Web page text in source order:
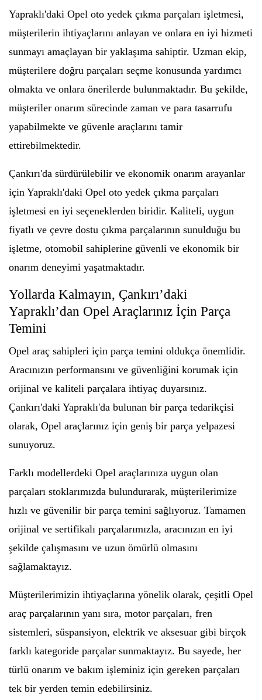
Yapraklı'daki Opel oto yedek çıkma parçaları işletmesi,
müşterilerin ihtiyaçlarını anlayan ve onlara en iyi hizmeti
sunmayı amaçlayan bir yaklaşıma sahiptir. Uzman ekip,
müşterilere doğru parçaları seçme konusunda yardımcı
olmakta ve onlara önerilerde bulunmaktadır. Bu şekilde,
müşteriler onarım sürecinde zaman ve para tasarrufu
yapabilmekte ve güvenle araçlarını tamir
ettirebilmektedir.
Çankırı'da sürdürülebilir ve ekonomik onarım arayanlar
için Yapraklı'daki Opel oto yedek çıkma parçaları
işletmesi en iyi seçeneklerden biridir. Kaliteli, uygun
fiyatlı ve çevre dostu çıkma parçalarının sunulduğu bu
işletme, otomobil sahiplerine güvenli ve ekonomik bir
onarım deneyimi yaşatmaktadır.
Yollarda Kalmayın, Çankırı’daki
Yapraklı’dan Opel Araçlarınız İçin Parça
Temini
Opel araç sahipleri için parça temini oldukça önemlidir.
Aracınızın performansını ve güvenliğini korumak için
orijinal ve kaliteli parçalara ihtiyaç duyarsınız.
Çankırı'daki Yapraklı'da bulunan bir parça tedarikçisi
olarak, Opel araçlarınız için geniş bir parça yelpazesi
sunuyoruz.
Farklı modellerdeki Opel araçlarınıza uygun olan
parçaları stoklarımızda bulundurarak, müşterilerimize
hızlı ve güvenilir bir parça temini sağlıyoruz. Tamamen
orijinal ve sertifikalı parçalarımızla, aracınızın en iyi
şekilde çalışmasını ve uzun ömürlü olmasını
sağlamaktayız.
Müşterilerimizin ihtiyaçlarına yönelik olarak, çeşitli Opel
araç parçalarının yanı sıra, motor parçaları, fren
sistemleri, süspansiyon, elektrik ve aksesuar gibi birçok
farklı kategoride parçalar sunmaktayız. Bu sayede, her
türlü onarım ve bakım işleminiz için gereken parçaları
tek bir yerden temin edebilirsiniz.